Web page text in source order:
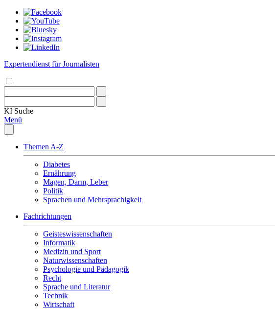
Expertendienst für Journalisten
KI Suche
Menü
Themen A-Z
Diabetes
Ernährung
Magen, Darm, Leber
Politik
Sprachen und Mehrsprachigkeit
Fachrichtungen
Geisteswissenschaften
Informatik
Medizin und Sport
Naturwissenschaften
Psychologie und Pädagogik
Recht
Sprache und Literatur
Technik
Wirtschaft